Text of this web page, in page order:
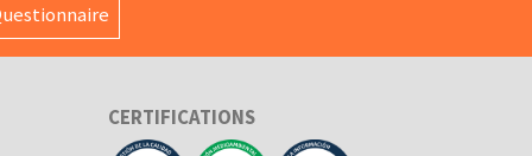
CERTIFICATIONS